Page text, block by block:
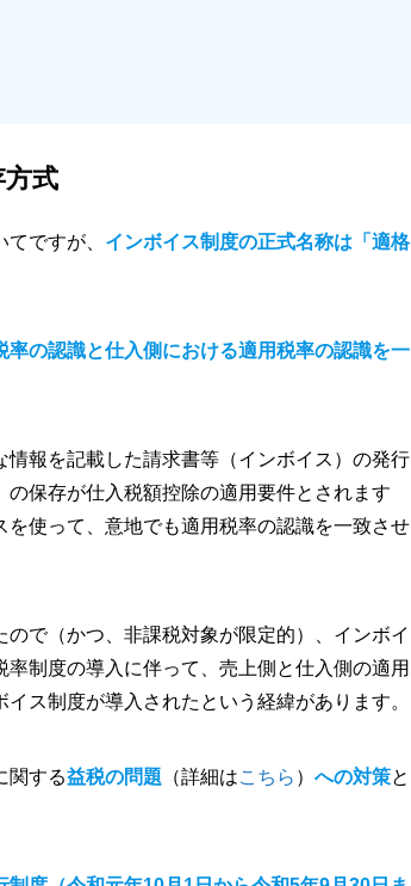
式
ですが、 インボイス制度の正式名称は「適格
率の認識と仕入側における適用税率の認識を一
報を記載した請求書等（インボイス）の発行
保存が仕入税額控除の適用要件とされます
を使って、意地でも適用税率の認識を一致させ
で（かつ、非課税対象が限定的）、インボイ
制度の導入に伴って、売上側と仕入側の適用
ス制度が導入されたという経緯があります。
関する益税の問題 （詳細はこちら ） への対策と